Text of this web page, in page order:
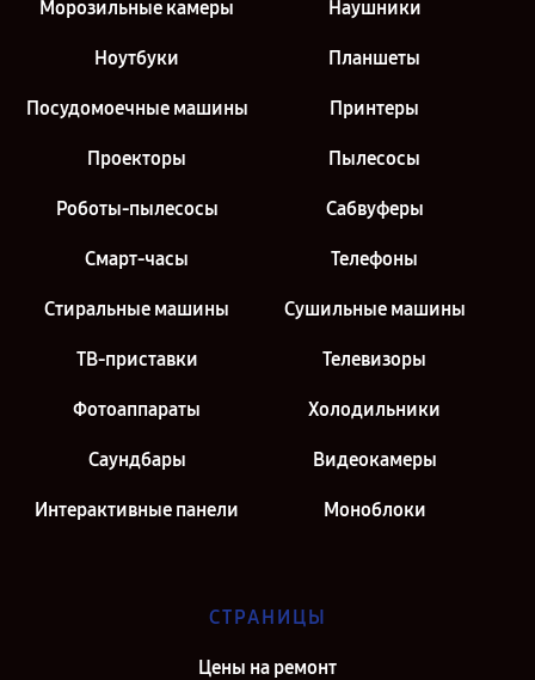
Морозильные камеры Наушники
Ноутбуки Планшеты
Посудомоечные машины Принтеры
Проекторы Пылесосы
Роботы-пылесосы Сабвуферы
Смарт-часы Телефоны
Стиральные машины Сушильные машины
ТВ-приставки Телевизоры
Фотоаппараты Холодильники
Саундбары Видеокамеры
Интерактивные панели Моноблоки
СТРАНИЦЫ
Цены на ремонт